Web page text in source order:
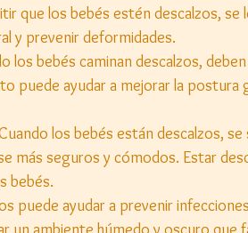
que los bebés estén descalzos,
y prevenir deformidades.
los bebés caminan descalzos,
puede ayudar a mejorar la postura
los bebés están descalzos,
más seguros y cómodos. Estar
bebés.
puede ayudar a prevenir